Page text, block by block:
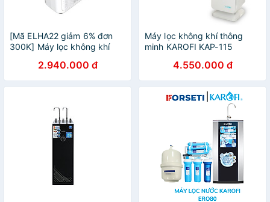
[Mã ELHA22 giảm 6% đơn
300K] Máy lọc không khí
2.940.000 đ
Máy lọc không khí thông
minh KAROFI KAP-115
4.550.000 đ